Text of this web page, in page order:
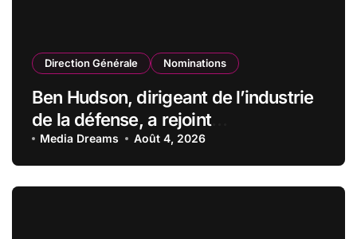
Direction Générale Nominations
Ben Hudson, dirigeant de l’industrie
de la défense, a rejoint
CZECHOSLOVAK GROUP (CSG) en
qualité de vice-président du conseil
d’administration
Media Dreams Août 4, 2026